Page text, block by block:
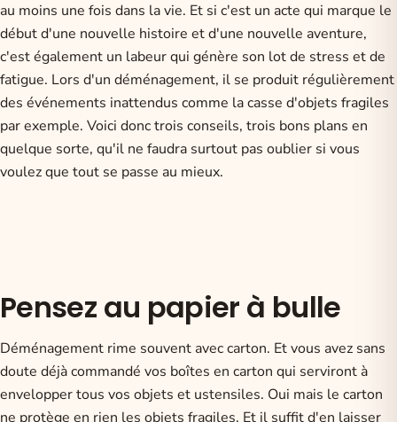
au moins une fois dans la vie. Et si c'est un acte qui marque le
début d'une nouvelle histoire et d'une nouvelle aventure,
c'est également un labeur qui génère son lot de stress et de
fatigue. Lors d'un déménagement, il se produit régulièrement
des événements inattendus comme la casse d'objets fragiles
par exemple. Voici donc trois conseils, trois bons plans en
quelque sorte, qu'il ne faudra surtout pas oublier si vous
voulez que tout se passe au mieux.
Pensez au papier à bulle
Déménagement rime souvent avec carton. Et vous avez sans
doute déjà commandé vos boîtes en carton qui serviront à
envelopper tous vos objets et ustensiles. Oui mais le carton
ne protège en rien les objets fragiles. Et il suffit d'en laisser